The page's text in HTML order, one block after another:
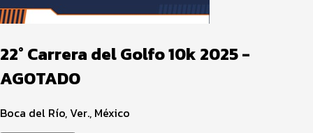
22° Carrera del Golfo 10k 2025 -
AGOTADO
Boca del Río, Ver., México